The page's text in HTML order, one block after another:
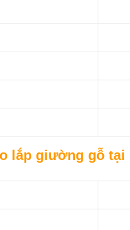
lắp giường gỗ tại